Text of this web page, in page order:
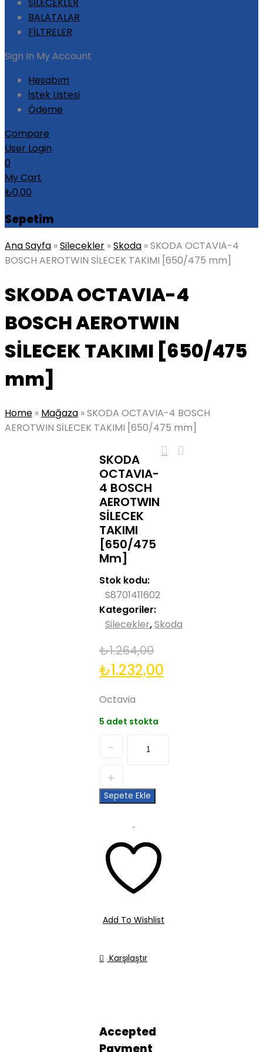
BALATALAR
FİLTRELER
Sign In My Account
Hesabım
İstek Listesi
Ödeme
Compare
User Login
0
My Cart
₺0,00
Sepetim
Ana Sayfa »Silecekler »Skoda »SKODA OCTAVIA-4
BOSCH AEROTWIN SİLECEK TAKIMI [650/475 mm]
SKODA OCTAVIA-4
BOSCH AEROTWIN
SİLECEK TAKIMI [650/475
mm]
Home » Mağaza »SKODA OCTAVIA-4 BOSCH
AEROTWIN SİLECEK TAKIMI [650/475 mm]
SKODA
OCTAVIA-
4 BOSCH
AEROTWIN
SİLECEK
TAKIMI
[650/475
Mm]
Stok kodu:
S8701411602
Kategoriler:
Silecekler,Skoda
₺1.264,00
Orijinal
₺1.232,00
Octavia
5 adet stokta
Sepete Ekle
Add To Wishlist
Karşılaştır
Accepted